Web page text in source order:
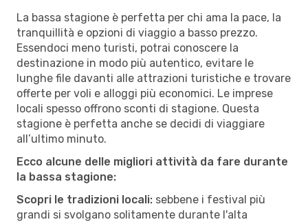
La bassa stagione è perfetta per chi ama la pace, la
tranquillità e opzioni di viaggio a basso prezzo.
Essendoci meno turisti, potrai conoscere la
destinazione in modo più autentico, evitare le
lunghe file davanti alle attrazioni turistiche e trovare
offerte per voli e alloggi più economici. Le imprese
locali spesso offrono sconti di stagione. Questa
stagione è perfetta anche se decidi di viaggiare
all’ultimo minuto.
Ecco alcune delle migliori attività da fare durante
la bassa stagione:
Scopri le tradizioni locali: sebbene i festival più
grandi si svolgano solitamente durante l'alta